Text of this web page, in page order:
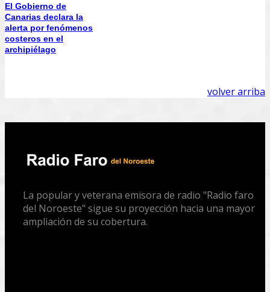
El Gobierno de
Canarias declara la
alerta por fenómenos
costeros en el
archipiélago
volver arriba
La popular y veterana emisora de radio "Radio faro
del Noroeste" sigue su proyección hacia una mayor
ampliación de su cobertura.